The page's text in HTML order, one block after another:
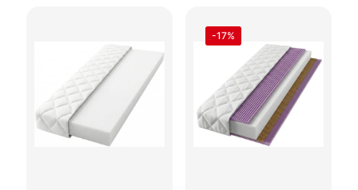
-17%